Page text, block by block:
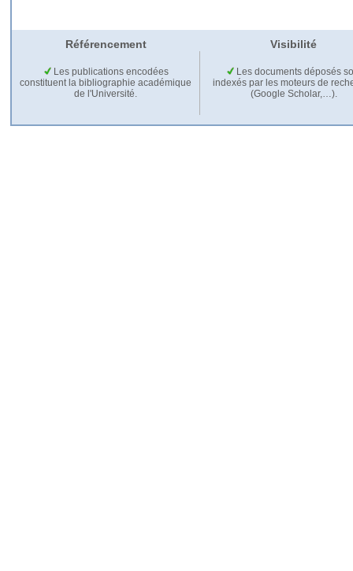
Référencement Visibilité
Les publications encodées
constituent la bibliographie académique
de l'Université.
Les documents déposés
indexés par les moteurs de
(Google Scholar,…).